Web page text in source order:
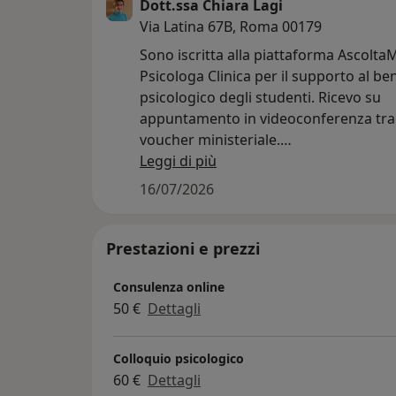
Dott.ssa Chiara Lagi
Via Latina 67B, Roma 00179
Sono iscritta alla piattaforma
Psicologa Clinica per il supporto al
psicologico degli studenti. Ricevo su
appuntamento in videoconferenza
voucher ministeriale.
AscoltaMI è il nuovo servizio digitale
nella Piattaforma Unica, promosso dal
dell'Ordine degli Psicologi (CNOP).
protetto di ascolto e consulenza (di
terapeutica) per sostenere il benessere
psicologico dei ragazzi.
A chi è rivolto:
In questa prima fase, il servizio è
Leggi di più
16/07/2026
Prestazioni e prezzi
Consulenza online
50 € Dettagli
Colloquio psicologico
60 € Dettagli